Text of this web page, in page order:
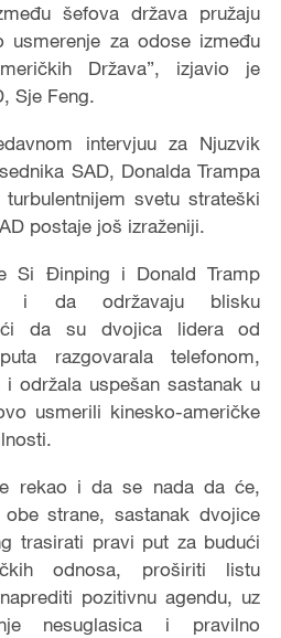
šefova država pružaju
usmerenje za odose između
Država”, izjavio je
Sje Feng.
intervjuu za Njuzvik
SAD, Donalda Trampa
svetu strateški
postaje još izraženiji.
Si Đinping i Donald Tramp
i da održavaju blisku
da su dvojica lidera od
razgovarala telefonom,
održala uspešan sastanak u
usmerili kinesko-američke
rekao i da se nada da će,
strane, sastanak dvojice
trasirati pravi put za budući
odnosa, proširiti listu
pozitivnu agendu, uz
nesuglasica i pravilno